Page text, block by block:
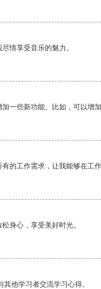
情享受音乐的魅力。
一些新功能。比如，可以增
的工作需求，让我能够在工作
身心，享受美好时光。
他学习者交流学习心得。